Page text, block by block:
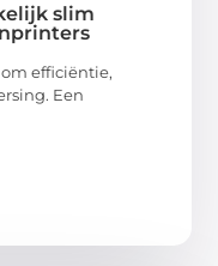
slim
efficiëntie,
Een